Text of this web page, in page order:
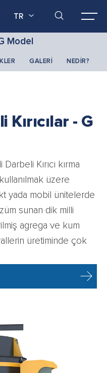
TR
Model
GALERİ NEDİR?
- G
Kırıcı kırma
üzere
yada mobil ünitelerde
sunan dik milli
agrega ve kum
üretiminde çok